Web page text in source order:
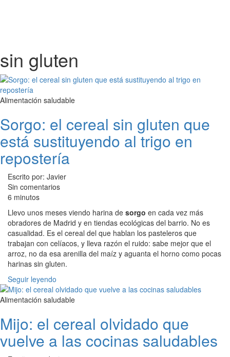
sin gluten
Alimentación saludable
Sorgo: el cereal sin gluten que
está sustituyendo al trigo en
repostería
Escrito por: Javier
Sin comentarios
6 minutos
Llevo unos meses viendo harina de sorgo en cada vez más
obradores de Madrid y en tiendas ecológicas del barrio. No es
casualidad. Es el cereal del que hablan los pasteleros que
trabajan con celíacos, y lleva razón el ruido: sabe mejor que el
arroz, no da esa arenilla del maíz y aguanta el horno como pocas
harinas sin gluten.
Seguir leyendo
Alimentación saludable
Mijo: el cereal olvidado que
vuelve a las cocinas saludables